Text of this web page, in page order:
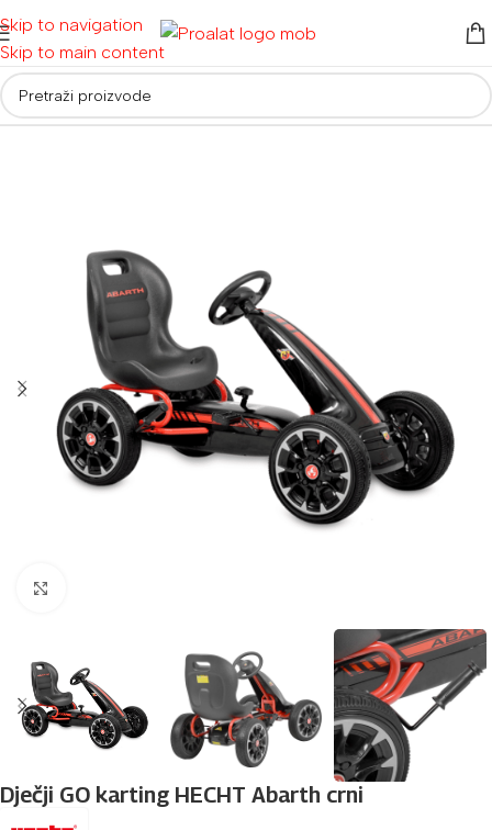
Skip to navigation
Skip to main content
Početna/ Ostalo/Radionica za djecu
Dječji GO karting HECHT Abarth crni